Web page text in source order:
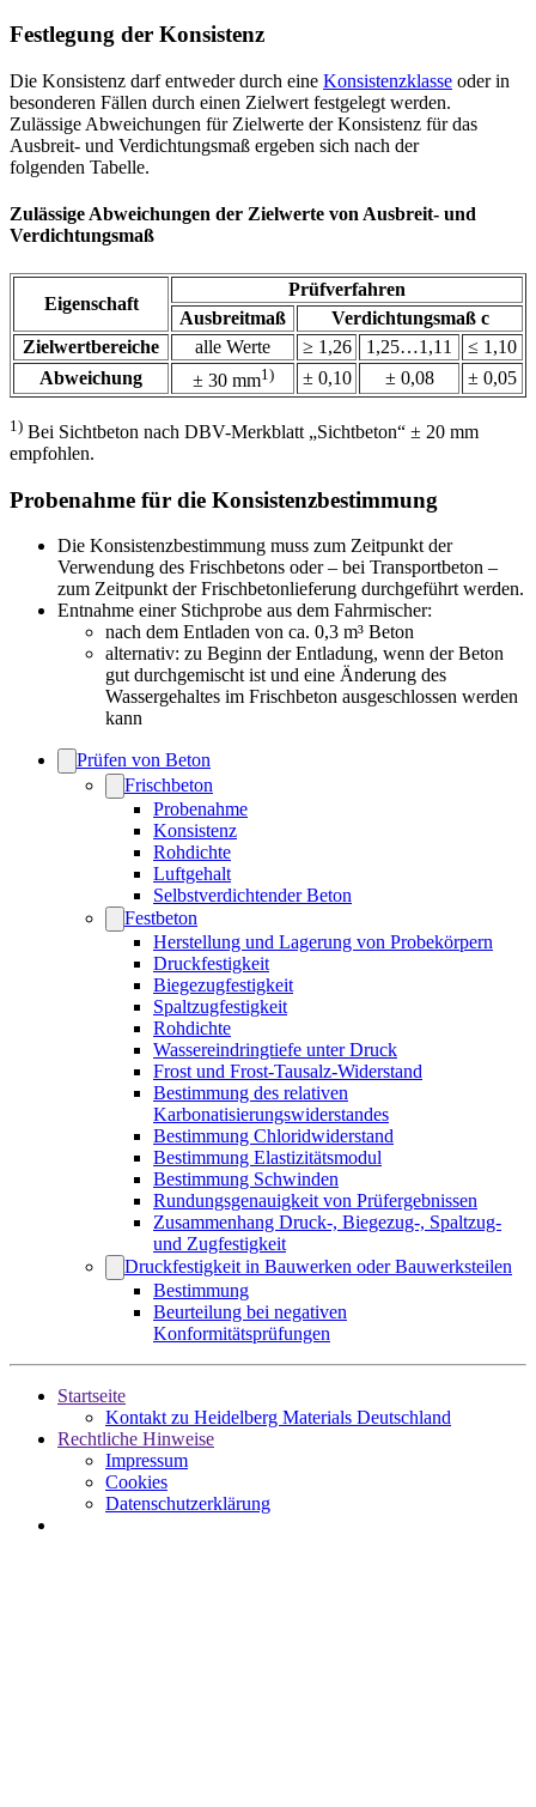
Festlegung der Konsistenz
Die Konsistenz darf entweder durch eine Konsistenzklasse oder in
besonderen Fällen durch einen Zielwert festgelegt werden.
Zulässige Abweichungen für Zielwerte der Konsistenz für das
Ausbreit- und Verdichtungsmaß ergeben sich nach der
folgenden Tabelle.
Zulässige Abweichungen der Zielwerte von Ausbreit- und
Verdichtungsmaß
Eigenschaft
Prüfverfahren
Ausbreitmaß
Verdichtungsmaß c
Zielwertbereiche
alle Werte ≥ 1,26 1,25…1,11
≤ 1,10
Abweichung
± 30 mm1) ± 0,10 ± 0,08 ± 0,05
1) Bei Sichtbeton nach DBV-Merkblatt „Sichtbeton“ ± 20 mm
empfohlen.
Probenahme für die Konsistenzbestimmung
Die Konsistenzbestimmung muss zum Zeitpunkt der
Verwendung des Frischbetons oder – bei Transportbeton –
zum Zeitpunkt der Frischbetonlieferung durchgeführt werden.
Entnahme einer Stichprobe aus dem Fahrmischer:
nach dem Entladen von ca. 0,3 m³ Beton
alternativ: zu Beginn der Entladung, wenn der Beton
gut durchgemischt ist und eine Änderung des
Wassergehaltes im Frischbeton ausgeschlossen werden
kann
Prüfen von Beton
Frischbeton
Probenahme
Konsistenz
Rohdichte
Luftgehalt
Selbstverdichtender Beton
Festbeton
Herstellung und Lagerung von Probekörpern
Druckfestigkeit
Biegezugfestigkeit
Spaltzugfestigkeit
Rohdichte
Wassereindringtiefe unter Druck
Frost und Frost-Tausalz-Widerstand
Bestimmung des relativen
Karbonatisierungswiderstandes
Bestimmung Chloridwiderstand
Bestimmung Elastizitätsmodul
Bestimmung Schwinden
Rundungsgenauigkeit von Prüfergebnissen
Zusammenhang Druck-, Biegezug-, Spaltzug-
und Zugfestigkeit
Druckfestigkeit in Bauwerken oder Bauwerksteilen
Bestimmung
Beurteilung bei negativen
Konformitätsprüfungen
Startseite
Kontakt zu Heidelberg Materials Deutschland
Rechtliche Hinweise
Impressum
Cookies
Datenschutzerklärung